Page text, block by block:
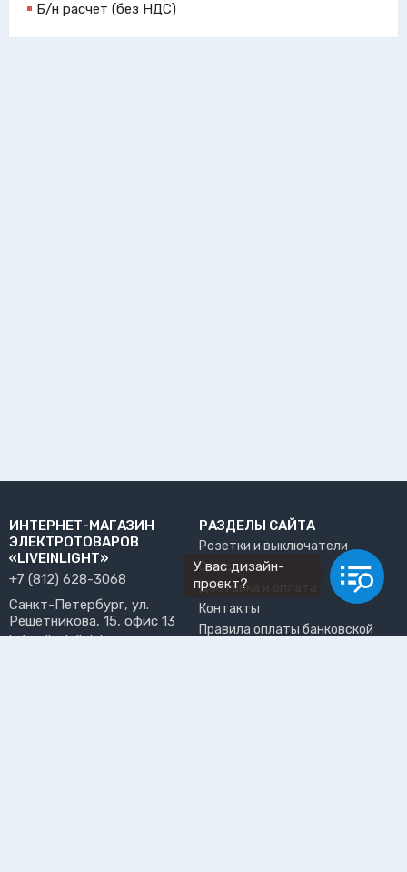
Б/н расчет (без НДС)
ИНТЕРНЕТ-МАГАЗИН
ЭЛЕКТРОТОВАРОВ
«LIVEINLIGHT»
+7 (812) 628-3068
Санкт-Петербург, ул.
Решетникова, 15, офис 13
info@liveinlight.ru
РАЗДЕЛЫ САЙТА
Розетки и выключатели
О нас
Доставка и оплата
Контакты
Правила оплаты банковской
У вас дизайн-
проект?